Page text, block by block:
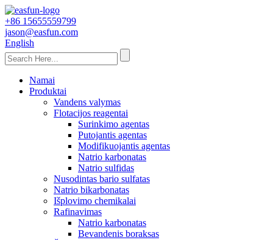
+86 15655559799
jason@easfun.com
English
Namai
Produktai
Vandens valymas
Flotacijos reagentai
Surinkimo agentas
Putojantis agentas
Modifikuojantis agentas
Natrio karbonatas
Natrio sulfidas
Nusodintas bario sulfatas
Natrio bikarbonatas
Išplovimo chemikalai
Rafinavimas
Natrio karbonatas
Bevandenis boraksas